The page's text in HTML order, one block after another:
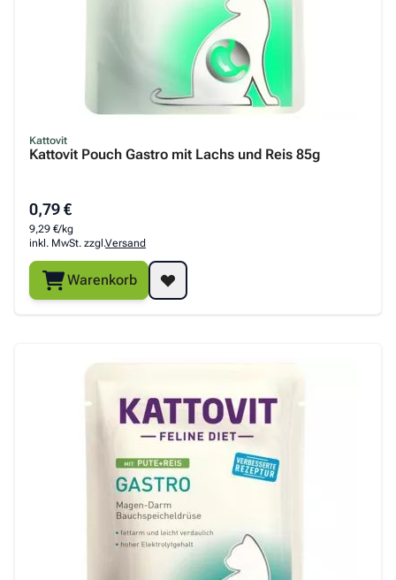
Kattovit
Kattovit Pouch Gastro mit Lachs und Reis 85g
0,79 €
9,29 €/kg
inkl. MwSt. zzgl.Versand
Warenkorb